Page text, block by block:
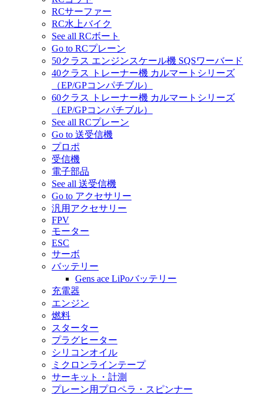
RCサーファー
RC水上バイク
See all RCボート
Go to RCプレーン
50クラス エンジンスケール機 SQSワーバード
40クラス トレーナー機 カルマートシリーズ
（EP/GPコンパチブル）
60クラス トレーナー機 カルマートシリーズ
（EP/GPコンパチブル）
See all RCプレーン
Go to 送受信機
プロポ
受信機
電子部品
See all 送受信機
Go to アクセサリー
汎用アクセサリー
FPV
モーター
ESC
サーボ
バッテリー
Gens ace LiPoバッテリー
充電器
エンジン
燃料
スターター
プラグヒーター
シリコンオイル
ミクロンラインテープ
サーキット・計測
プレーン用プロペラ・スピンナー